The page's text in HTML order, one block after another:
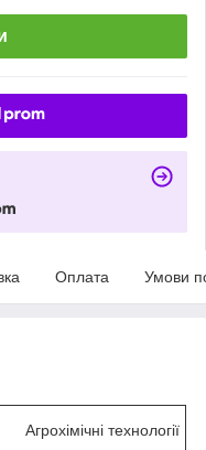
Оплата Умови
Агрохімічні технології